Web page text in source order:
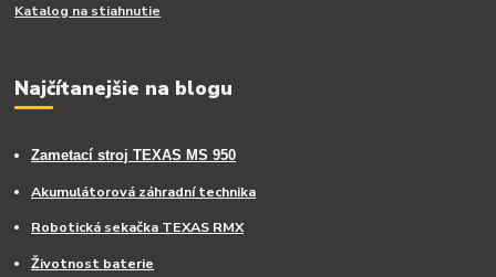
Katalog na stiahnutie
Najčítanejšie na blogu
Zametací stroj TEXAS MS 950
Akumulátorová záhradní technika
Robotická sekačka TEXAS RMX
Životnost baterie